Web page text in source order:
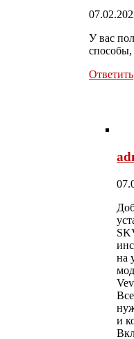
У вас
способы,
Ответить
на
и